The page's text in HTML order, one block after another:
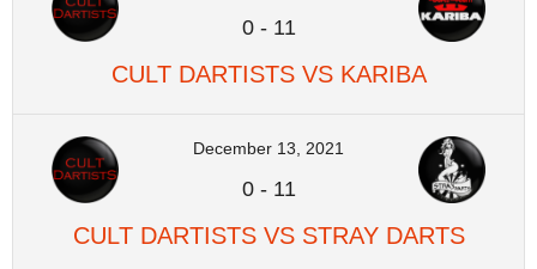
0- 11
CULT DARTISTS VS KARIBA
December 13, 2021
0- 11
CULT DARTISTS VS STRAY DARTS